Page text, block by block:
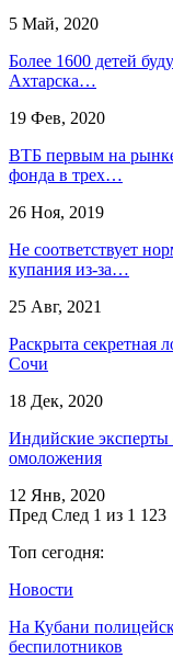
5 Май, 2020
Более 1600 детей
Ахтарска…
19 Фев, 2020
ВТБ первым на
фонда в трех…
26 Ноя, 2019
Не соответствует
купания из-за…
25 Авг, 2021
Раскрыта секретная
Сочи
18 Дек, 2020
Индийские эксперты
омоложения
12 Янв, 2020
Пред След 1 из 1 123
Топ сегодня:
Новости
На Кубани
беспилотников